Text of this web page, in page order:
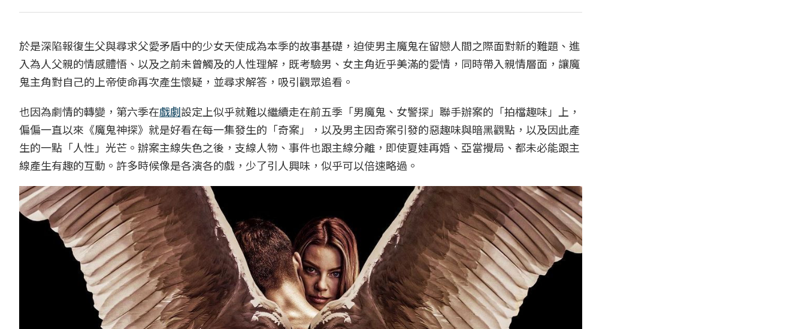
於是深陷報復生父與尋求父愛矛盾中的少女天使成為本季的故事基礎，迫使男主魔鬼在留戀人間之際面對新的難題、進
入為人父親的情感體悟、以及之前未曾觸及的人性理解，既考驗男、女主角近乎美滿的愛情，同時帶入親情層面，讓魔
鬼主角對自己的上帝使命再次產生懷疑，並尋求解答，吸引觀眾追看。
也因為劇情的轉變，第六季在戲劇設定上似乎就難以繼續走在前五季「男魔鬼、女警探」聯手辦案的「拍檔趣味」上，
偏偏一直以來《魔鬼神探》就是好看在每一集發生的「奇案」，以及男主因奇案引發的惡趣味與暗黑觀點，以及因此產
生的一點「人性」光芒。辦案主線失色之後，支線人物、事件也跟主線分離，即使夏娃再婚、亞當攪局、都未必能跟主
線產生有趣的互動。許多時候像是各演各的戲，少了引人興味，似乎可以倍速略過。